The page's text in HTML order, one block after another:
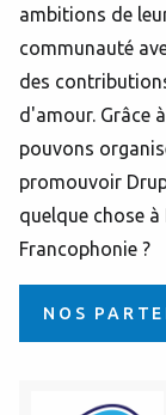
ambitions de
communauté
des
d'amour. Grâce
pouvons
promouvoir
quelque chose à
Francophonie ?
NOS